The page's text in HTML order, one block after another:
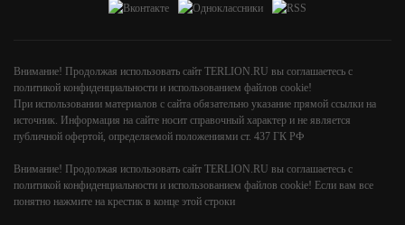
Внимание! Продолжая использовать сайт TERLION.RU вы соглашаетесь с
политикой конфиденциальности и использованием файлов cookie!
При использовании материалов с сайта обязательно указание прямой ссылки на
источник. Информация на сайте носит справочный характер и не является
публичной офертой, определяемой положениями ст. 437 ГК РФ
Внимание! Продолжая использовать сайт TERLION.RU вы соглашаетесь с
политикой конфиденциальности и использованием файлов cookie! Если вам все
понятно нажмите на крестик в конце этой строки